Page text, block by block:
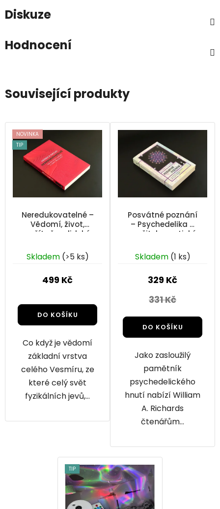
Diskuze
Hodnocení
Související produkty
NOVINKA
TIP
Neredukovatelné –
Vědomí, život,
počítače a lidská
Federico Faggin
Skladem (>5 ks)
499 Kč
DO KOŠÍKU
Co když je vědomí
základní vrstva
celého Vesmíru, ze
které celý svět
fyzikálních jevů,...
Posvátné poznání
– Psychedelika a
prožitek mystické
zkušenosti
(William A.
hodnocení
produktu
5,0
z
5
hvězdiček.
Skladem (1 ks)
329 Kč
331 Kč
DO KOŠÍKU
Jako zasloužilý
pamětník
psychedelického
hnutí nabízí William
A. Richards
čtenářům...
TIP